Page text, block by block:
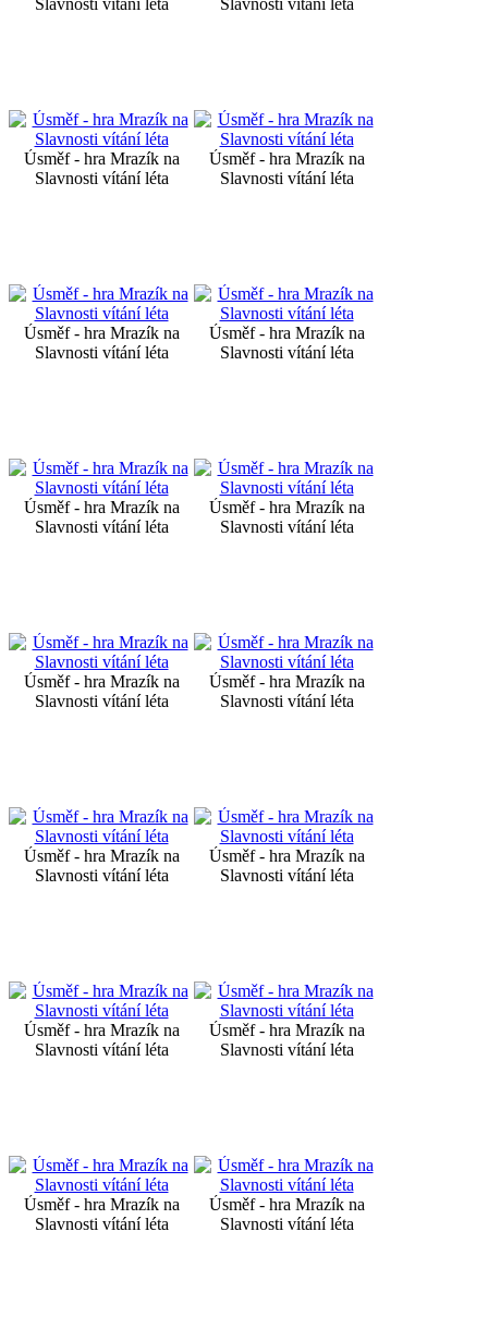
Úsměf - hra Mrazík na
Slavnosti vítání léta
Úsměf - hra Mrazík na
Slavnosti vítání léta
Úsměf - hra Mrazík na
Slavnosti vítání léta
Úsměf - hra Mrazík na
Slavnosti vítání léta
Úsměf - hra Mrazík na
Slavnosti vítání léta
Úsměf - hra Mrazík na
Slavnosti vítání léta
Úsměf - hra Mrazík na
Slavnosti vítání léta
Úsměf - hra Mrazík na
Slavnosti vítání léta
Úsměf - hra Mrazík na
Slavnosti vítání léta
Úsměf - hra Mrazík na
Slavnosti vítání léta
Úsměf - hra Mrazík na
Slavnosti vítání léta
Úsměf - hra Mrazík na
Slavnosti vítání léta
Úsměf - hra Mrazík na
Slavnosti vítání léta
Úsměf - hra Mrazík na
Slavnosti vítání léta